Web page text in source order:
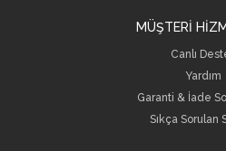
MÜŞTERİ
Canlı
Yardım
Garanti & İade
Sıkça Sorulan